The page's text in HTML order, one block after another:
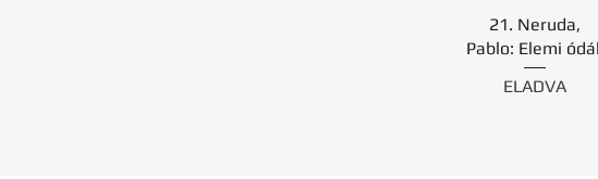
21. Neruda,
Pablo: Elemi
ELADVA